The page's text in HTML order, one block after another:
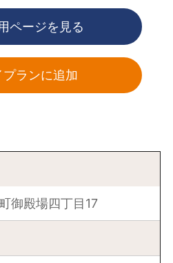
ページを見る
プランに追加
御殿場四丁目17